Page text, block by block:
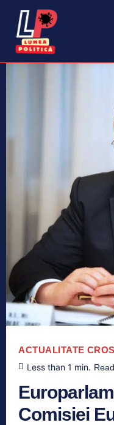
ACTUALITATE
Less than 1 min. Read
Comisiei